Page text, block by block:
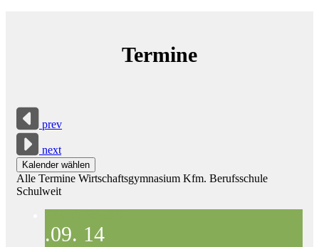
Termine
prev
next
Kalender wählen
Alle Termine Wirtschaftsgymnasium Kfm. Berufsschule
Schulweit
.09. 14